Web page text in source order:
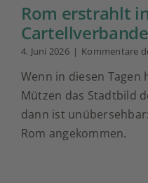
Rom erstrahlt
4. Juni 2026 | Kommentare
Wenn in diesen
Mützen das Stadtbild
dann ist
Rom angekommen.